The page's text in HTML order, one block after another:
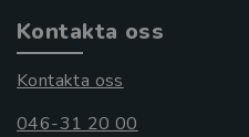
Kontakta oss
Kontakta oss
046-31 20 00